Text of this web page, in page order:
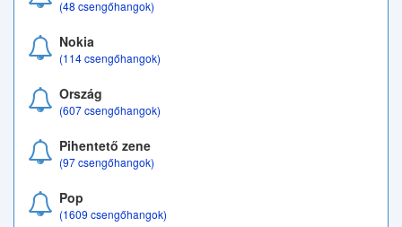
(48 csengőhangok)
Nokia
(114 csengőhangok)
Ország
(607 csengőhangok)
Pihentető zene
(97 csengőhangok)
Pop
(1609 csengőhangok)